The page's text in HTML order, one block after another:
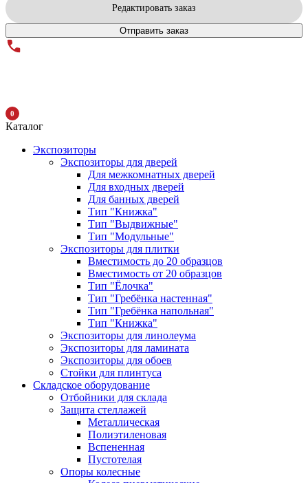
Редактировать заказ
Отправить заказ
0
Каталог
Экспозиторы
Экспозиторы для дверей
Для межкомнатных дверей
Для входных дверей
Для банных дверей
Тип "Книжка"
Тип "Выдвижные"
Тип "Модульные"
Экспозиторы для плитки
Вместимость до 20 образцов
Вместимость от 20 образцов
Тип "Ёлочка"
Тип "Гребёнка настенная"
Тип "Гребёнка напольная"
Тип "Книжка"
Экспозиторы для линолеума
Экспозиторы для ламината
Экспозиторы для обоев
Стойки для плинтуса
Складское оборудование
Отбойники для склада
Защита стеллажей
Металлическая
Полиэтиленовая
Вспененная
Пустотелая
Опоры колесные